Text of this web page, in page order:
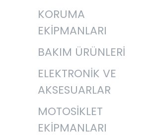
KORUMA
EKİPMANLARI
BAKIM ÜRÜNLERİ
ELEKTRONİK VE
AKSESUARLAR
MOTOSİKLET
EKİPMANLARI